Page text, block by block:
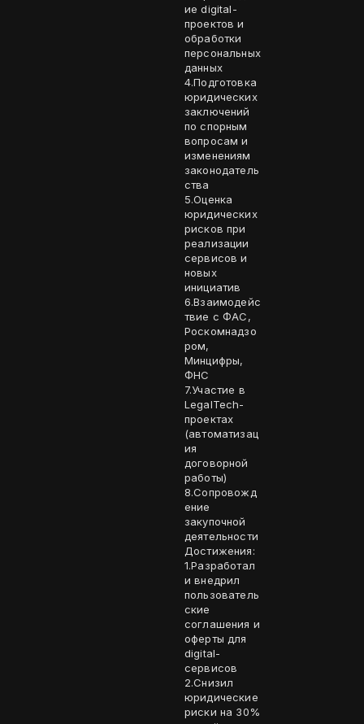
ие digital-
проектов и
обработки
персональных
данных
4.Подготовка
юридических
заключений
по спорным
вопросам и
изменениям
законодатель
ства
5.Оценка
юридических
рисков при
реализации
сервисов и
новых
инициатив
6.Взаимодейс
твие с ФАС,
Роскомнадзо
ром,
Минцифры,
ФНС
7.Участие в
LegalTech-
проектах
(автоматизац
ия
договорной
работы)
8.Сопровожд
ение
закупочной
деятельности
Достижения:
1.Разработал
и внедрил
пользователь
ские
соглашения и
оферты для
digital-
сервисов
2.Снизил
юридические
риски на 30%